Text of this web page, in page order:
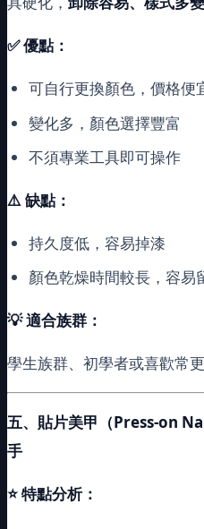
✅ 優點：
可自行更換顏色，價格便
變化多，顏色選擇豐富
不須專業工具即可操作
⚠️ 缺點：
持久度低，容易掉漆
顏色乾燥時間較長，容易
💡適合族群：
學生族群、初學者或喜歡常更
五、貼片美甲（Press-on
手
⭐特點分析：